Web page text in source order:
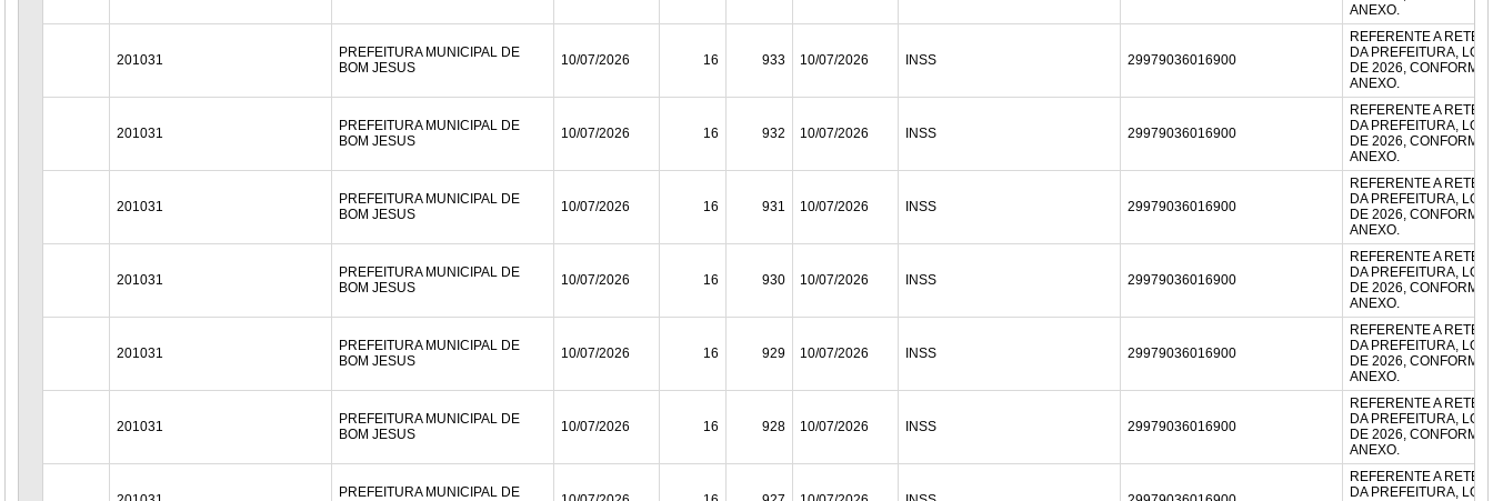
ANEXO.
201031
PREFEITURA MUNICIPAL DE
BOM JESUS
10/07/2026 16 933 10/07/2026 INSS 29979036016900
REFERENTE A
DA PREFEITURA,
DE 2026,
ANEXO.
201031
PREFEITURA MUNICIPAL DE
BOM JESUS
10/07/2026 16 932 10/07/2026 INSS 29979036016900
REFERENTE A
DA PREFEITURA,
DE 2026,
ANEXO.
201031
PREFEITURA MUNICIPAL DE
BOM JESUS
10/07/2026 16 931 10/07/2026 INSS 29979036016900
REFERENTE A
DA PREFEITURA,
DE 2026,
ANEXO.
201031
PREFEITURA MUNICIPAL DE
BOM JESUS
10/07/2026 16 930 10/07/2026 INSS 29979036016900
REFERENTE A
DA PREFEITURA,
DE 2026,
ANEXO.
201031
PREFEITURA MUNICIPAL DE
BOM JESUS
10/07/2026 16 929 10/07/2026 INSS 29979036016900
REFERENTE A
DA PREFEITURA,
DE 2026,
ANEXO.
201031
PREFEITURA MUNICIPAL DE
BOM JESUS
10/07/2026 16 928 10/07/2026 INSS 29979036016900
REFERENTE A
DA PREFEITURA,
DE 2026,
ANEXO.
PREFEITURA MUNICIPAL DE
REFERENTE A
DA PREFEITURA,